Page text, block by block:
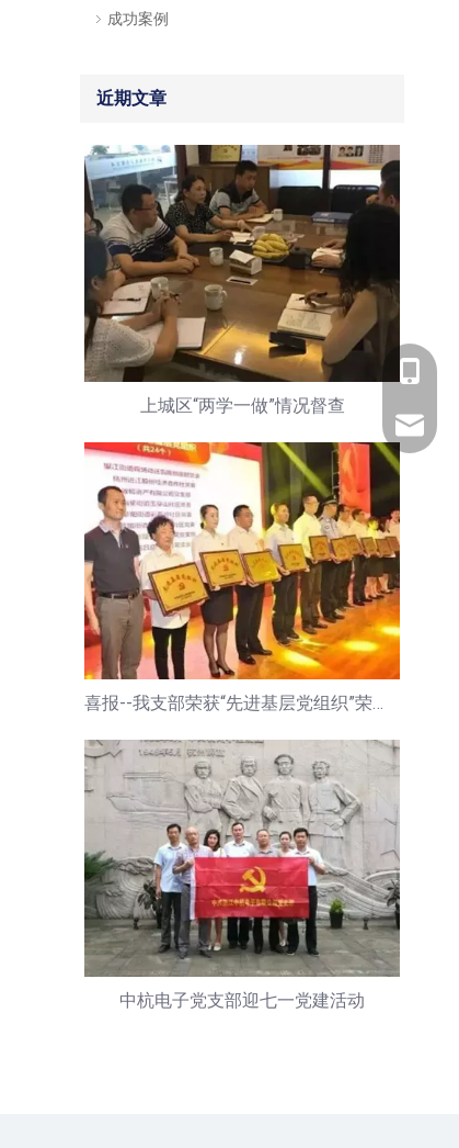
成功案例
近期文章
上城区“两学一做”情况督查
喜报--我支部荣获“先进基层党组织”荣誉称号
中杭电子党支部迎七一党建活动
+86